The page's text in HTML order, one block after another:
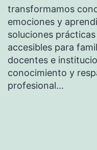
transformamos
emociones y
soluciones
accesibles para
docentes e
conocimiento y
profesional…